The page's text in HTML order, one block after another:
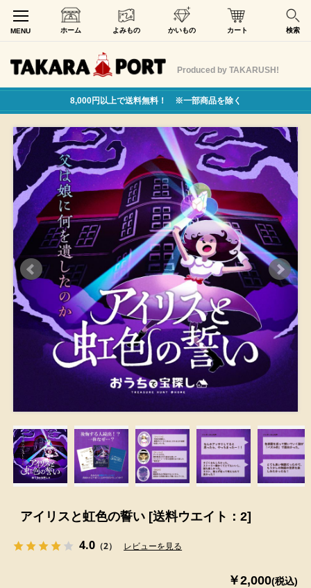
MENU ホーム よみもの かいもの カート 検索
Produced by TAKARUSH!
8,000円以上で送料無料！ ※一部商品を除く
アイリスと虹色の誓い [送料ウエイト：2]
4.0 （2） レビューを見る
￥2,000(税込)